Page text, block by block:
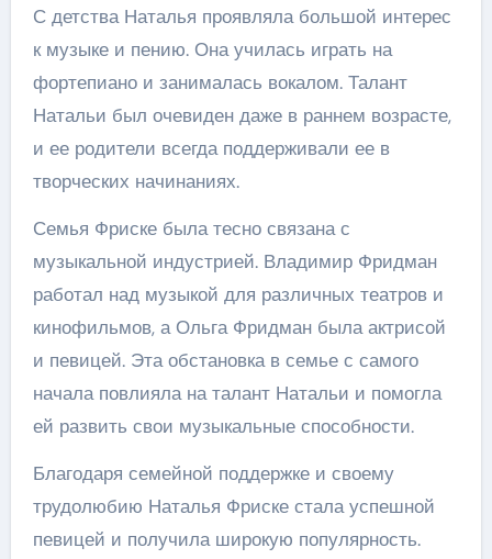
С детства Наталья проявляла большой интерес
к музыке и пению. Она училась играть на
фортепиано и занималась вокалом. Талант
Натальи был очевиден даже в раннем возрасте,
и ее родители всегда поддерживали ее в
творческих начинаниях.
Семья Фриске была тесно связана с
музыкальной индустрией. Владимир Фридман
работал над музыкой для различных театров и
кинофильмов, а Ольга Фридман была актрисой
и певицей. Эта обстановка в семье с самого
начала повлияла на талант Натальи и помогла
ей развить свои музыкальные способности.
Благодаря семейной поддержке и своему
трудолюбию Наталья Фриске стала успешной
певицей и получила широкую популярность.